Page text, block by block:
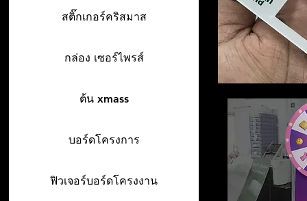
สติ๊กเกอร์คริสมาส
กล่อง เซอร์ไพรส์
ต้น xmass
บอร์ดโครงการ
ฟิวเจอร์บอร์ดโครงงาน